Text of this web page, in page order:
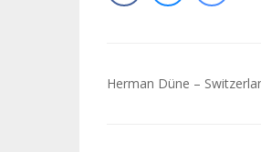
Navigation
Herman Düne –